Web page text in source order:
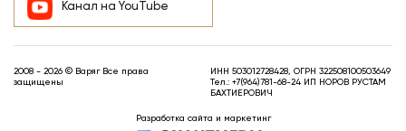
Канал на YouTube
2008 - 2026 © Варяг Все права
защищены
ИНН 503012728428, ОГРН 322508100503649
Тел.:+7(964)781-68-24 ИП НОРОВ РУСТАМ
БАХТИЕРОВИЧ
Разработка сайта и маркетинг